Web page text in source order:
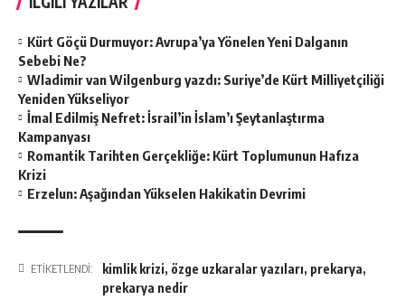
Kürt Göçü Durmuyor: Avrupa’ya Yönelen Yeni Dalganın
Sebebi Ne?
Wladimir van Wilgenburg yazdı: Suriye’de Kürt Milliyetçiliği
Yeniden Yükseliyor
İmal Edilmiş Nefret: İsrail’in İslam’ı Şeytanlaştırma
Kampanyası
Romantik Tarihten Gerçekliğe: Kürt Toplumunun Hafıza
Krizi
Erzelun: Aşağından Yükselen Hakikatin Devrimi
ETİKETLENDİ: kimlik krizi, özge uzkaralar yazıları, prekarya,
prekarya nedir